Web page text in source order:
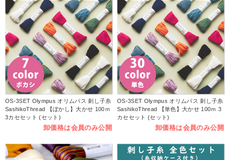
OS-3SET Olympus オリムパス 刺し子糸
SashikoThread 【ぼかし】大かせ 100ｍ
3カセセット (セット)
卸価格は会員のみ公開
OS-3SET Olympus オリムパス 刺し子糸
SashikoThread 【単色】大かせ 100ｍ 3
カセセット (セット)
卸価格は会員のみ公開